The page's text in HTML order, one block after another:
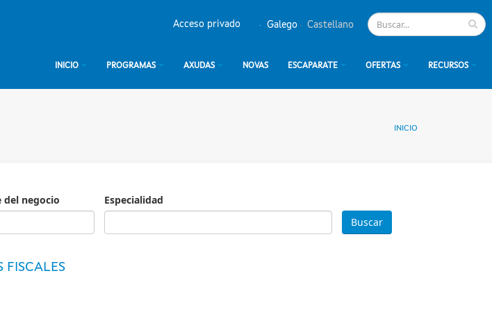
Galego Castellano
Acceso privado
INICIO PROGRAMAS AXUDAS NOVAS ESCAPARATE OFERTAS RECURSOS
INICIO
del negocio
Especialidad
FISCALES